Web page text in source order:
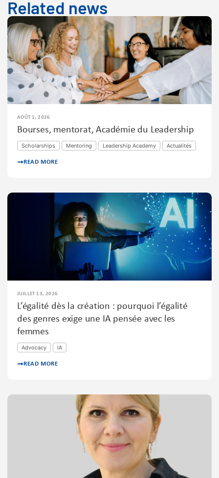
Related news
AOÛT 1, 2026
Bourses, mentorat, Académie du Leadership
Scholarships Mentoring Leadership Academy Actualités
READ MORE
JUILLET 13, 2026
L’égalité dès la création : pourquoi l’égalité
des genres exige une IA pensée avec les
femmes
Advocacy IA
READ MORE